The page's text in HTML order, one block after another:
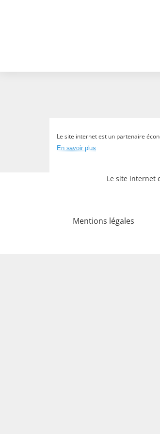
Le site internet est un partenaire
En savoir plus
Le site internet
Mentions légales